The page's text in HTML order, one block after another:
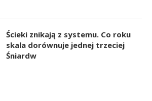
Ścieki znikają z systemu. Co roku
skala dorównuje jednej trzeciej
Śniardw